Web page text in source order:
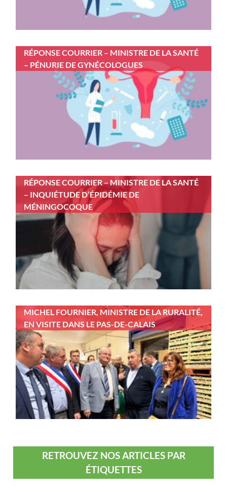
RÉPONSE COURRIER – MINISTRE DE LA SANTÉ
– PÉNURIE DE GYNÉCOLOGUES
RÉPONSE COURRIER – MINISTRE DE LA SANTÉ
– INQUIÉTUDE D’ÉPIDÉMIE DE
MÉNINGOCOQUE
MICHEL FOURNIER, MINISTRE DE LA RURALITÉ,
EN VISITE DANS LE PAS-DE-CALAIS
RETROUVEZ NOS ARTICLES PAR
ÉTIQUETTES